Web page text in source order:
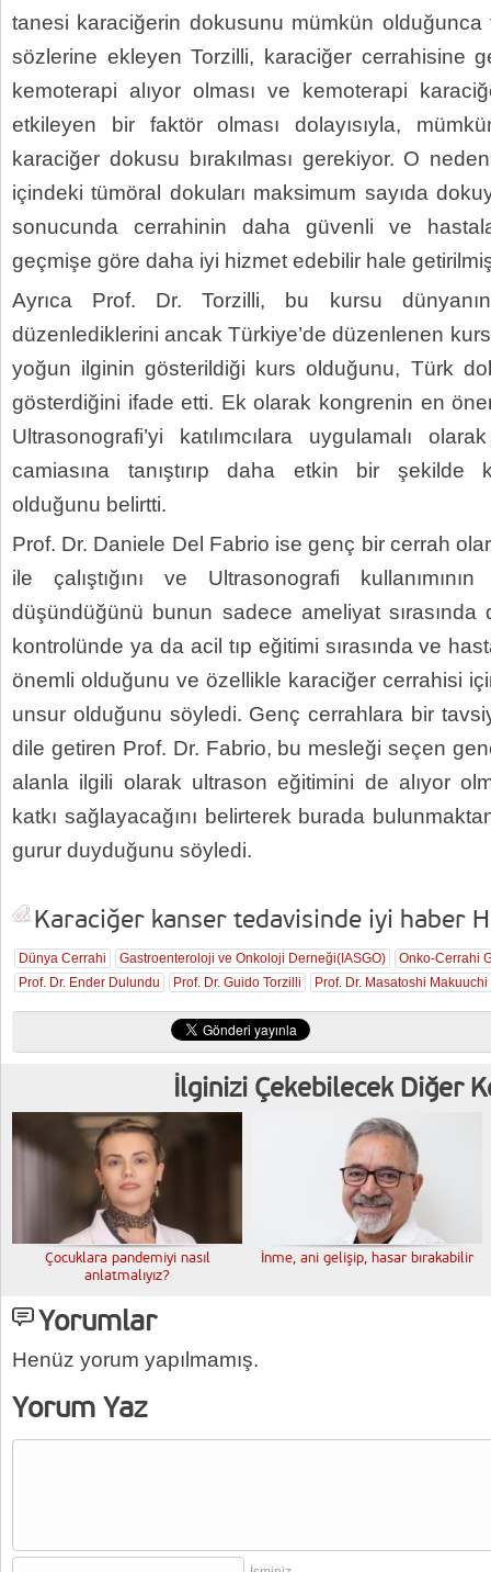
tanesi karaciğerin dokusunu mümkün
sözlerine ekleyen Torzilli, karaciğer cerrahisine
kemoterapi alıyor olması ve kemoterapi
etkileyen bir faktör olması dolayısıyla,
karaciğer dokusu bırakılması gerekiyor. O
içindeki tümöral dokuları maksimum sayıda
sonucunda cerrahinin daha güvenli ve
geçmişe göre daha iyi hizmet edebilir hale
Ayrıca Prof. Dr. Torzilli, bu kursu
düzenlediklerini ancak Türkiye’de düzenlenen
yoğun ilginin gösterildiği kurs olduğunu, Türk
gösterdiğini ifade etti. Ek olarak kongrenin en
Ultrasonografi’yi katılımcılara uygulamalı
camiasına tanıştırıp daha etkin bir şekilde
olduğunu belirtti.
Prof. Dr. Daniele Del Fabrio ise genç bir cerrah
ile çalıştığını ve Ultrasonografi
düşündüğünü bunun sadece ameliyat sırasında
kontrolünde ya da acil tıp eğitimi sırasında ve
önemli olduğunu ve özellikle karaciğer cerrahisi
unsur olduğunu söyledi. Genç cerrahlara bir
dile getiren Prof. Dr. Fabrio, bu mesleği seçen
alanla ilgili olarak ultrason eğitimini de alıyor
katkı sağlayacağını belirterek burada
gurur duyduğunu söyledi.
Karaciğer kanser tedavisinde iyi haber
Dünya Cerrahi Gastroenteroloji ve Onkoloji Derneği(IASGO)
Onko-Cerrahi
Prof. Dr. Ender Dulundu
Prof. Dr. Guido Torzilli Prof. Dr. Masatoshi Makuuchi
İlginizi Çekebilecek Diğer
Çocuklara pandemiyi nasıl
anlatmalıyız?
İnme, ani gelişip, hasar bırakabilir
Yorumlar
Henüz yorum yapılmamış.
Yorum Yaz